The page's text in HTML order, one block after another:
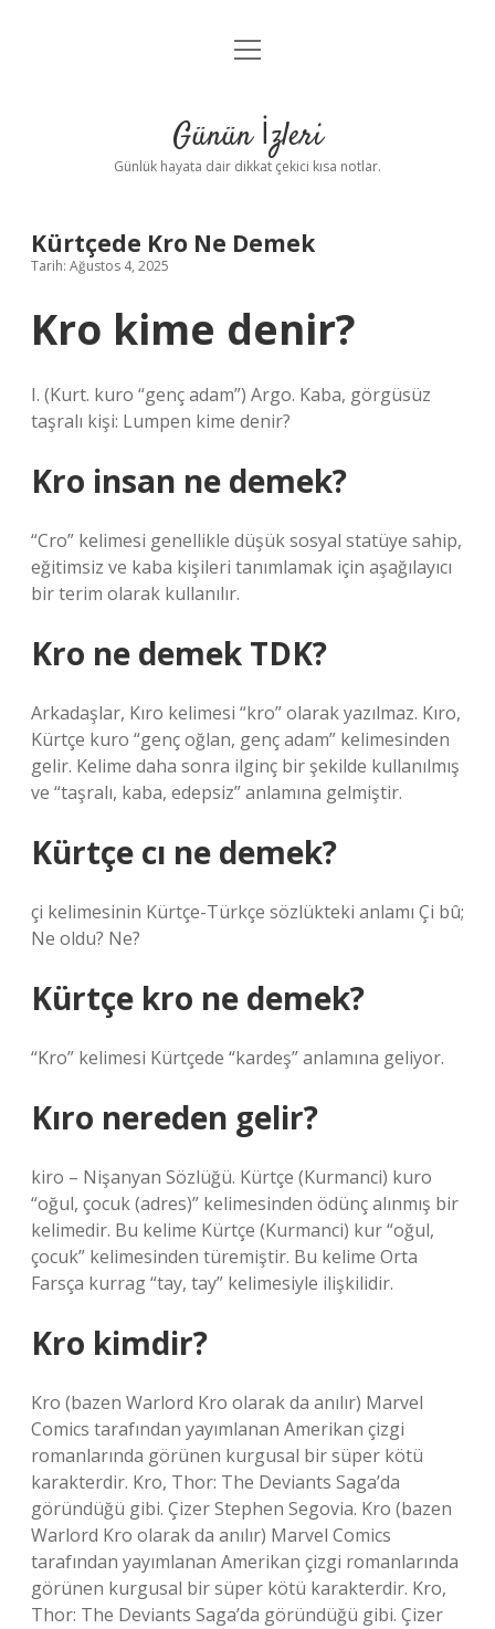
Anasayfa
Yasal Uyarı
menüyü
Günün İzleri
Günlük hayata dair dikkat çekici kısa notlar.
Kürtçede Kro Ne Demek
Tarih: Ağustos 4, 2025
Kro kime denir?
I. (Kurt. kuro “genç adam”) Argo. Kaba, görgüsüz
taşralı kişi: Lumpen kime denir?
Kro insan ne demek?
“Cro” kelimesi genellikle düşük sosyal statüye sahip,
eğitimsiz ve kaba kişileri tanımlamak için aşağılayıcı
bir terim olarak kullanılır.
Kro ne demek TDK?
Arkadaşlar, Kıro kelimesi “kro” olarak yazılmaz. Kıro,
Kürtçe kuro “genç oğlan, genç adam” kelimesinden
gelir. Kelime daha sonra ilginç bir şekilde kullanılmış
ve “taşralı, kaba, edepsiz” anlamına gelmiştir.
Kürtçe cı ne demek?
çi kelimesinin Kürtçe-Türkçe sözlükteki anlamı Çi bû;
Ne oldu? Ne?
Kürtçe kro ne demek?
“Kro” kelimesi Kürtçede “kardeş” anlamına geliyor.
Kıro nereden gelir?
kiro – Nişanyan Sözlüğü. Kürtçe (Kurmanci) kuro
“oğul, çocuk (adres)” kelimesinden ödünç alınmış bir
kelimedir. Bu kelime Kürtçe (Kurmanci) kur “oğul,
çocuk” kelimesinden türemiştir. Bu kelime Orta
Farsça kurrag “tay, tay” kelimesiyle ilişkilidir.
Kro kimdir?
Kro (bazen Warlord Kro olarak da anılır) Marvel
Comics tarafından yayımlanan Amerikan çizgi
romanlarında görünen kurgusal bir süper kötü
karakterdir. Kro, Thor: The Deviants Saga’da
göründüğü gibi. Çizer Stephen Segovia. Kro (bazen
Warlord Kro olarak da anılır) Marvel Comics
tarafından yayımlanan Amerikan çizgi romanlarında
görünen kurgusal bir süper kötü karakterdir. Kro,
Thor: The Deviants Saga’da göründüğü gibi. Çizer